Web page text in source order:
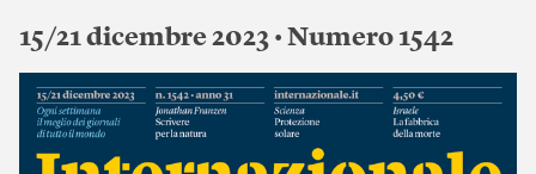
15/21 dicembre 2023 • Numero 1542